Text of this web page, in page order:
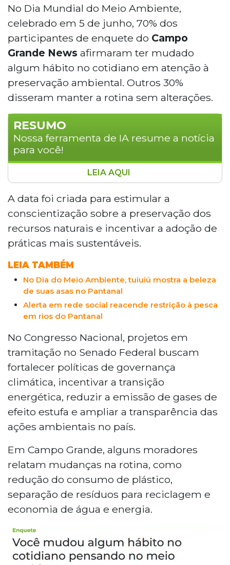
No Dia Mundial do Meio Ambiente,
celebrado em 5 de junho, 70% dos
participantes de enquete do Campo
Grande News afirmaram ter mudado
algum hábito no cotidiano em atenção à
preservação ambiental. Outros 30%
disseram manter a rotina sem alterações.
RESUMO
Nossa ferramenta de IA resume a notícia
para você!
Pesquisa do Campo Grande News revela que
70% dos participantes mudaram hábitos
cotidianos em prol da preservação ambiental,
enquanto 30% mantêm a rotina sem
alterações. No Dia Mundial do Meio Ambiente,
celebrado em 5 de junho, moradores relatam
ações como redução do uso de plástico e
separação de resíduos. No Congresso, projetos
no Senado buscam fortalecer políticas
climáticas e incentivar a transição energética.
LEIA AQUI
A data foi criada para estimular a
conscientização sobre a preservação dos
recursos naturais e incentivar a adoção de
práticas mais sustentáveis.
LEIA TAMBÉM
No Dia do Meio Ambiente, tuiuiú mostra a beleza
de suas asas no Pantanal
Alerta em rede social reacende restrição à pesca
em rios do Pantanal
No Congresso Nacional, projetos em
tramitação no Senado Federal buscam
fortalecer políticas de governança
climática, incentivar a transição
energética, reduzir a emissão de gases de
efeito estufa e ampliar a transparência das
ações ambientais no país.
Em Campo Grande, alguns moradores
relatam mudanças na rotina, como
redução do consumo de plástico,
separação de resíduos para reciclagem e
economia de água e energia.